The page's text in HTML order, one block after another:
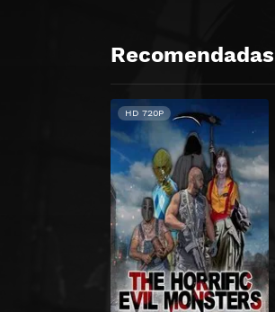
Recomendadas
HD 720P